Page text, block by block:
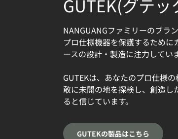
GUTEK(グテッ
NANGUANGファミリーのブラ
プロ仕様機器を保護するため
ースの設計・製造に注力してい
GUTEKは、あなたのプロ仕様
敢に未開の地を探検し、創造し
ると信じています。
GUTEKの製品はこちら